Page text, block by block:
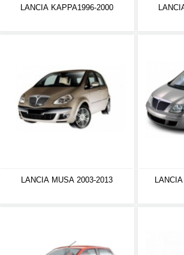
LANCIA KAPPA1996-2000
LANCIA MUSA 2003-2013